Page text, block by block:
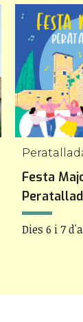
Festa
Dies 6 i 7